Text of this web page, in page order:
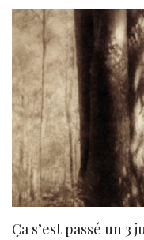
Ça s’est passé un